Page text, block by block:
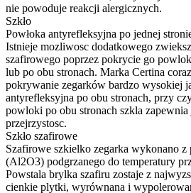
nie powoduje reakcji alergicznych.
Szkło
Powłoka antyrefleksyjna po jednej
Istnieje mozliwosc dodatkowego
szafirowego poprzez pokrycie go
lub po obu stronach. Marka Certina
pokrywanie zegarków bardzo wysokiej
antyrefleksyjna po obu stronach, przy
powloki po obu stronach szkla zapewnia
przejrzystosc.
Szkło szafirowe
Szafirowe szkielko zegarka wykonano
(Al2O3) podgrzanego do temperatury
Powstala brylka szafiru zostaje z
cienkie plytki, wyrównana i